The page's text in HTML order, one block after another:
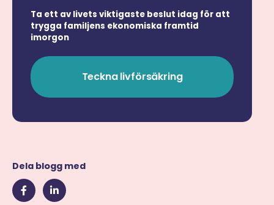
Ta ett av livets viktigaste beslut idag för att
trygga familjens ekonomiska framtid
imorgon
Teckna livförsäkring
Dela blogg med